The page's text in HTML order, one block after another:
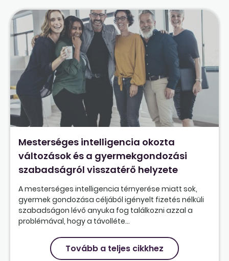
Mesterséges intelligencia okozta
változások és a gyermekgondozási
szabadságról visszatérő helyzete
A mesterséges intelligencia térnyerése miatt sok,
gyermek gondozása céljából igényelt fizetés nélküli
szabadságon lévő anyuka fog találkozni azzal a
problémával, hogy a távolléte...
Tovább a teljes cikkhez